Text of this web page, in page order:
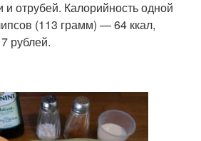
и отрубей. Калорийность одной
(113 грамм) — 64 ккал,
рублей.